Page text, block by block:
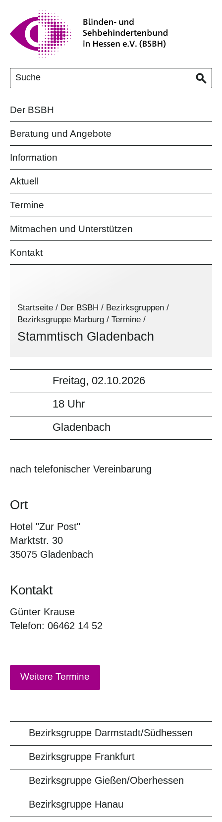
Der BSBH
Beratung und Angebote
Information
Aktuell
Termine
Mitmachen und Unterstützen
Kontakt
Startseite / Der BSBH / Bezirksgruppen /
Bezirksgruppe Marburg / Termine /
Stammtisch Gladenbach
Freitag, 02.10.2026
18 Uhr
Gladenbach
nach telefonischer Vereinbarung
Ort
Hotel "Zur Post"
Marktstr. 30
35075 Gladenbach
Kontakt
Günter Krause
Telefon: 06462 14 52
Weitere Termine
Bezirksgruppe Darmstadt/Südhessen
Bezirksgruppe Frankfurt
Bezirksgruppe Gießen/Oberhessen
Bezirksgruppe Hanau